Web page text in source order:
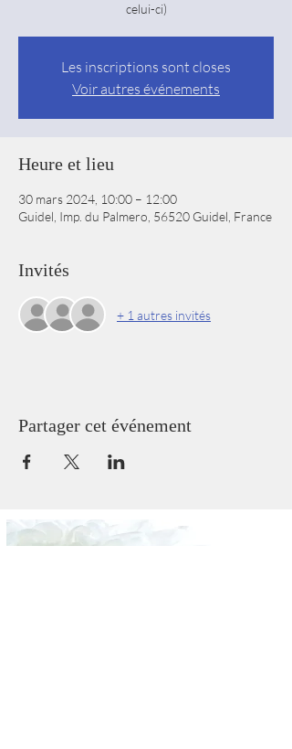
celui-ci)
Les inscriptions sont closes
Voir autres événements
Heure et lieu
30 mars 2024, 10:00 – 12:00
Guidel, Imp. du Palmero, 56520 Guidel, France
Invités
+ 1 autres invités
Partager cet événement